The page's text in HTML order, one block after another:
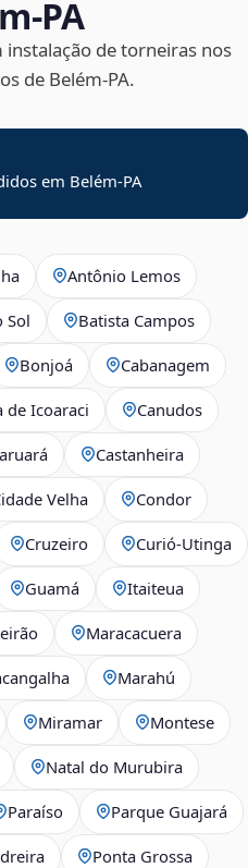
instalação de torneiras nos
de Belém‑PA.
em Belém-PA
Antônio Lemos
Sol Batista Campos
Bonjoá Cabanagem
de Icoaraci Canudos
Castanheira
Velha Condor
Cruzeiro Curió-Utinga
Guamá Itaiteua
Maracacuera
Marahú
Miramar Montese
Natal do Murubira
Paraíso Parque Guajará
Ponta Grossa